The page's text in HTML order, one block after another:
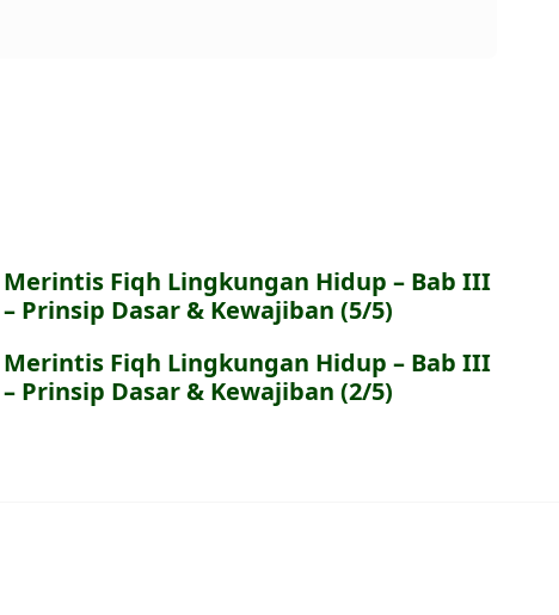
Merintis Fiqh Lingkungan Hidup – Bab III
– Prinsip Dasar & Kewajiban (5/5)
Merintis Fiqh Lingkungan Hidup – Bab III
– Prinsip Dasar & Kewajiban (2/5)